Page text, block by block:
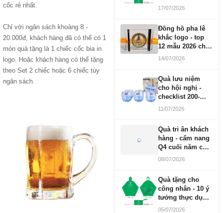
cốc rẻ nhất.
Chỉ với ngân sách khoảng 8 -
20.000đ, khách hàng đã có thể có 1
món quà tặng là 1 chiếc cốc bia in
logo. Hoặc khách hàng có thể tặng
theo Set 2 chiếc hoặc 6 chiếc tùy
ngân sách.
bậc CBNV
17/07/2026
Đồng hồ pha lê
khắc logo - top
12 mẫu 2026 cho
doanh nghiệp
14/07/2026
Quà lưu niệm
cho hội nghị -
checklist 200-
1000 người
11/07/2026
Quà tri ân khách
hàng - cẩm nang
Q4 cuối năm cho
doanh nghiệp
08/07/2026
Quà tặng cho
công nhân - 10 ý
tưởng thực dụng
ngân sách 100-
05/07/2026